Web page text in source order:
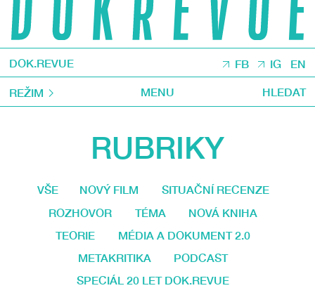
DOK.REVUE FB IG EN
REŽIM MENU HLEDAT
RUBRIKY
VŠE NOVÝ FILM
SITUAČNÍ RECENZE
ROZHOVOR
TÉMA
NOVÁ KNIHA
TEORIE
MÉDIA A DOKUMENT 2.0
METAKRITIKA
PODCAST
SPECIÁL 20 LET DOK.REVUE